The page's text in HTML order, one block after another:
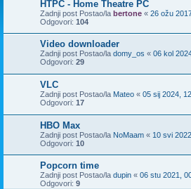
HTPC - Home Theatre PC
Zadnji post Postao/la bertone « 26 ožu
Odgovori: 104
Video downloader
Zadnji post Postao/la domy_os « 06 kol
Odgovori: 29
VLC
Zadnji post Postao/la Mateo « 05 sij 2024,
Odgovori: 17
HBO Max
Zadnji post Postao/la NoMaam « 10 svi
Odgovori: 10
Popcorn time
Zadnji post Postao/la dupin « 06 stu 2021,
Odgovori: 9